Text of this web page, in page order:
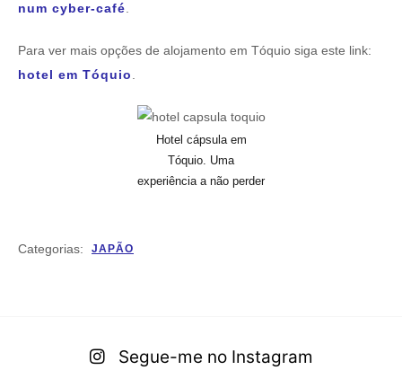
num cyber-café.
Para ver mais opções de alojamento em Tóquio siga este link:
hotel em Tóquio.
Hotel cápsula em
Tóquio. Uma
experiência a não perder
Categorias: JAPÃO
Segue-me no Instagram